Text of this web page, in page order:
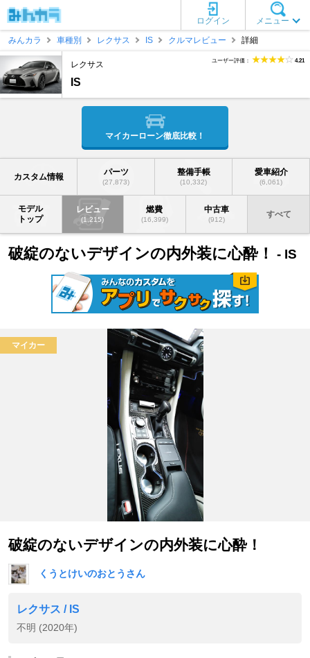
メニュー
ログイン
みんカラ
車種別 レクサス IS クルマレビュー 詳細
レクサス
IS
ユーザー評価： 4.21
マイカーローン徹底比較！
カスタム情報 パーツ
(27,873)
整備手帳
(10,332)
愛車紹介
(6,061)
モデル
トップ
レビュー
(1,215)
燃費
(16,399)
中古車
(912)
すべて
破綻のないデザインの内外装に心酔！ - IS
マイカー
破綻のないデザインの内外装に心酔！
くうとけいのおとうさん
レクサス / IS
不明 (2020年)